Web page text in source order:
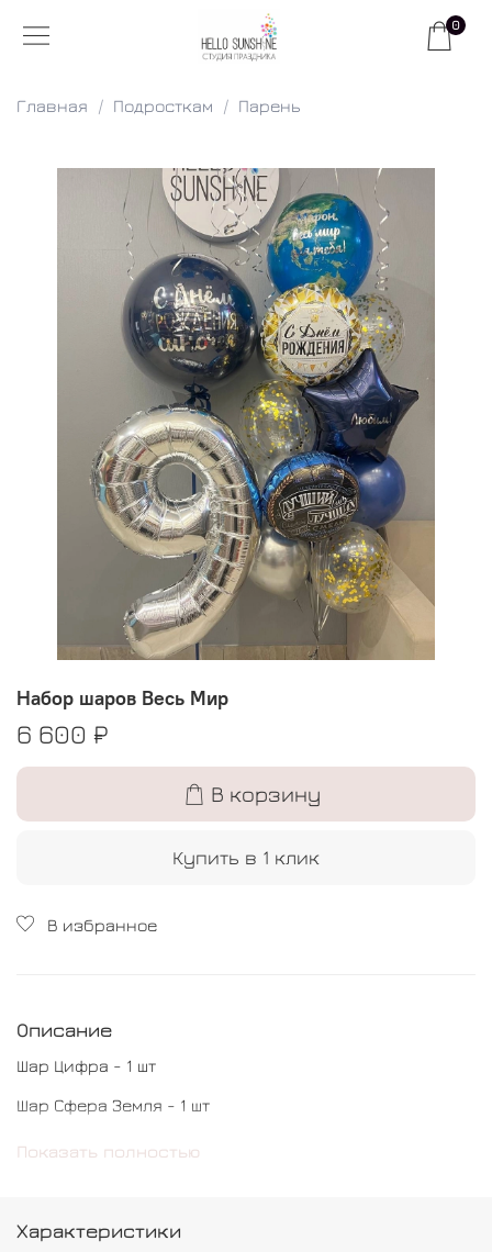
0
Главная Подросткам Парень
Набор шаров Весь Мир
6 600 ₽
В корзину
Купить в 1 клик
В избранное
Описание
Шар Цифра - 1 шт
Шар Сфера Земля - 1 шт
Шар Круг - 2 шт
Шар с конфетти - 3 шт
Показать полностью
Характеристики